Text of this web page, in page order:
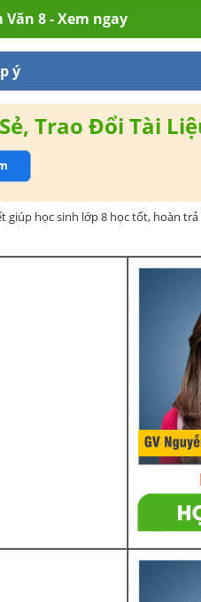
8 - Xem ngay
ý
Trao Đổi Tài
giúp học sinh lớp 8 học tốt, hoàn